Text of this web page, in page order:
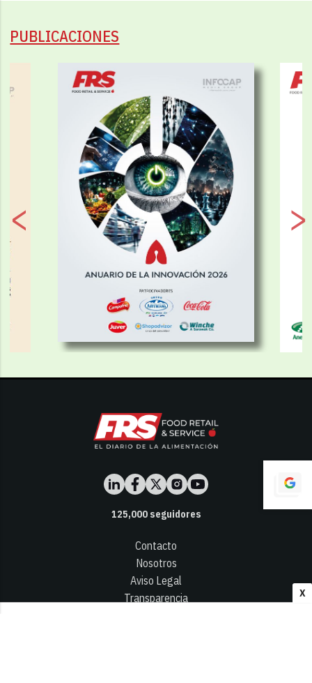
X
PUBLICACIONES
125,000seguidores
Contacto
Nosotros
Aviso Legal
Transparencia